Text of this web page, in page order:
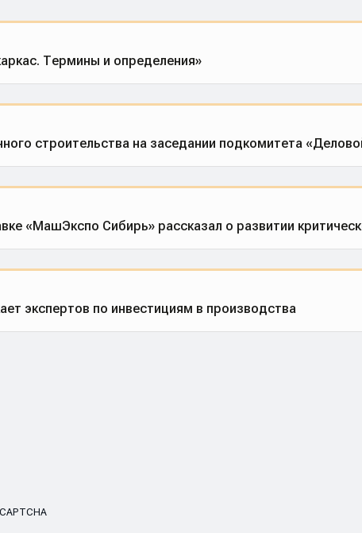
Термины и определения»
строительства на заседании подкомитета
«МашЭкспо Сибирь» рассказал о развитии
экспертов по инвестициям в производства